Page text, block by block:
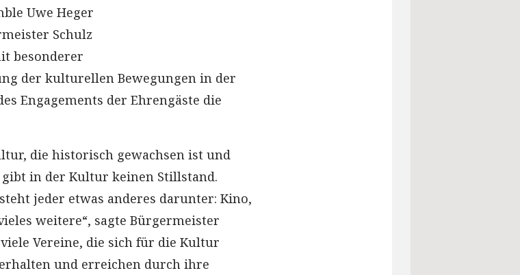
Uwe Heger
Schulz
besonderer
der kulturellen Bewegungen in der
Engagements der Ehrengäste die
die historisch gewachsen ist und
in der Kultur keinen Stillstand.
jeder etwas anderes darunter: Kino,
weitere“, sagte Bürgermeister
Vereine, die sich für die Kultur
und erreichen durch ihre